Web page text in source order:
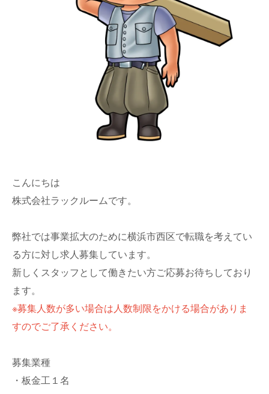
こんにちは
株式会社ラックルームです。
弊社では事業拡大のために横浜市西区で転職を考えてい
る方に対し求人募集しています。
新しくスタッフとして働きたい方ご応募お待ちしており
ます。
※募集人数が多い場合は人数制限をかける場合がありま
すのでご了承ください。
募集業種
・板金工１名